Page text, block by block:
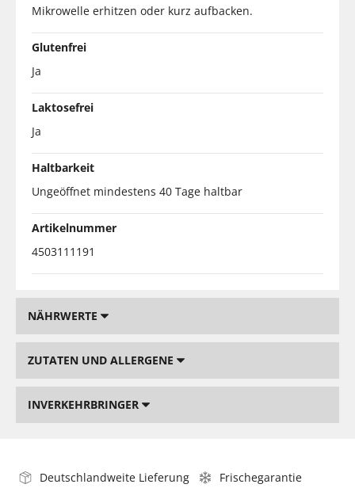
Mikrowelle erhitzen oder kurz aufbacken.
Glutenfrei
Ja
Laktosefrei
Ja
Haltbarkeit
Ungeöffnet mindestens 40 Tage haltbar
Artikelnummer
4503111191
NÄHRWERTE
ZUTATEN UND ALLERGENE
INVERKEHRBRINGER
Deutschlandweite Lieferung
Frischegarantie